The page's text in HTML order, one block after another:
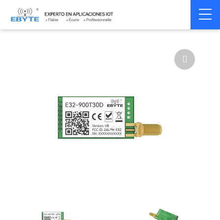
Home > Module > SPI/SOC/UART
